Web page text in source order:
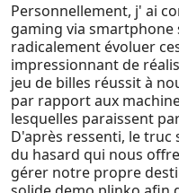
crypto simple, secure, and
Personnellement, j' ai
gaming via
radicalement évoluer
impressionnant de
jeu de billes réussit à
par rapport aux
lesquelles paraissent
D'après ressenti, le truc
du hasard qui nous
gérer notre propre